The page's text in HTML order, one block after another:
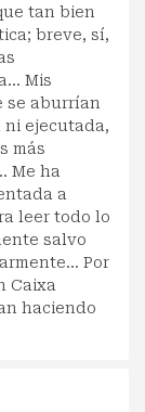
tan bien
breve, sí,
Mis
se aburrían
ejecutada,
más
Me ha
a
leer todo lo
salvo
Por
Caixa
haciendo